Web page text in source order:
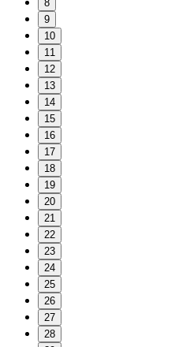
8
9
10
11
12
13
14
15
16
17
18
19
20
21
22
23
24
25
26
27
28